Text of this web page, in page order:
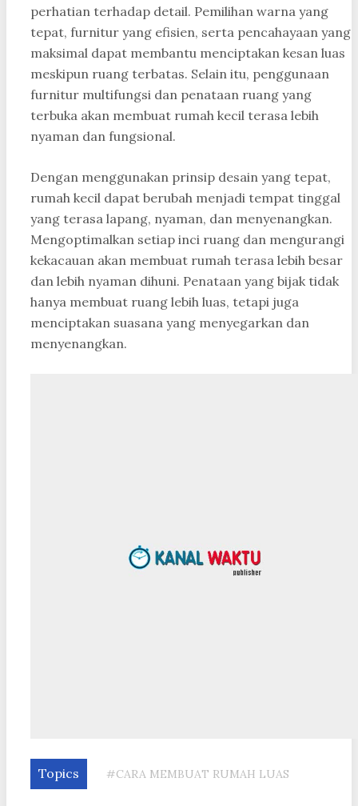
perhatian terhadap detail. Pemilihan warna yang
tepat, furnitur yang efisien, serta pencahayaan yang
maksimal dapat membantu menciptakan kesan luas
meskipun ruang terbatas. Selain itu, penggunaan
furnitur multifungsi dan penataan ruang yang
terbuka akan membuat rumah kecil terasa lebih
nyaman dan fungsional.
Dengan menggunakan prinsip desain yang tepat,
rumah kecil dapat berubah menjadi tempat tinggal
yang terasa lapang, nyaman, dan menyenangkan.
Mengoptimalkan setiap inci ruang dan mengurangi
kekacauan akan membuat rumah terasa lebih besar
dan lebih nyaman dihuni. Penataan yang bijak tidak
hanya membuat ruang lebih luas, tetapi juga
menciptakan suasana yang menyegarkan dan
menyenangkan.
Topics #CARA MEMBUAT RUMAH LUAS